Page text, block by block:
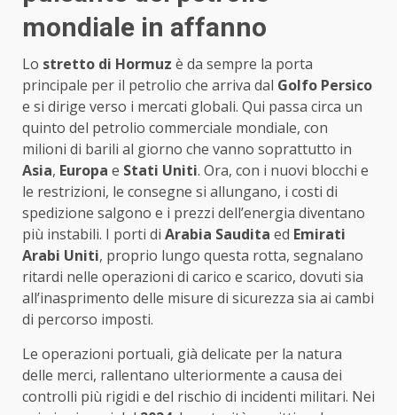
mondiale in affanno
Lo stretto di Hormuz è da sempre la porta
principale per il petrolio che arriva dal Golfo Persico
e si dirige verso i mercati globali. Qui passa circa un
quinto del petrolio commerciale mondiale, con
milioni di barili al giorno che vanno soprattutto in
Asia, Europa e Stati Uniti. Ora, con i nuovi blocchi e
le restrizioni, le consegne si allungano, i costi di
spedizione salgono e i prezzi dell’energia diventano
più instabili. I porti di Arabia Saudita ed Emirati
Arabi Uniti, proprio lungo questa rotta, segnalano
ritardi nelle operazioni di carico e scarico, dovuti sia
all’inasprimento delle misure di sicurezza sia ai cambi
di percorso imposti.
Le operazioni portuali, già delicate per la natura
delle merci, rallentano ulteriormente a causa dei
controlli più rigidi e del rischio di incidenti militari. Nei